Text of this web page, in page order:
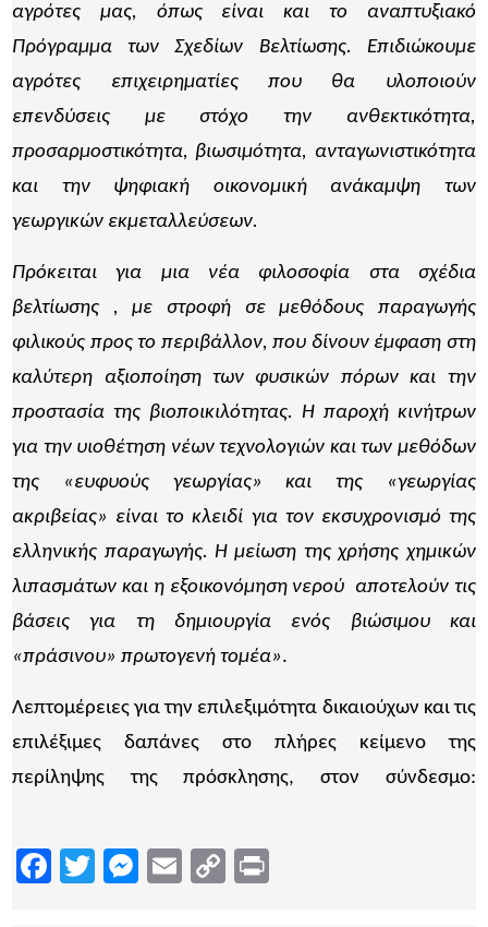
αγρότες μας, όπως είναι και το αναπτυξιακό
Πρόγραμμα των Σχεδίων Βελτίωσης. Επιδιώκουμε
αγρότες επιχειρηματίες που θα υλοποιούν
επενδύσεις με στόχο την ανθεκτικότητα,
προσαρμοστικότητα, βιωσιμότητα, ανταγωνιστικότητα
και την ψηφιακή οικονομική ανάκαμψη των
γεωργικών εκμεταλλεύσεων.
Πρόκειται για μια νέα φιλοσοφία στα σχέδια
βελτίωσης , με στροφή σε μεθόδους παραγωγής
φιλικούς προς το περιβάλλον, που δίνουν έμφαση στη
καλύτερη αξιοποίηση των φυσικών πόρων και την
προστασία της βιοποικιλότητας. Η παροχή κινήτρων
για την υιοθέτηση νέων τεχνολογιών και των μεθόδων
της «ευφυούς γεωργίας» και της «γεωργίας
ακριβείας» είναι το κλειδί για τον εκσυχρονισμό της
ελληνικής παραγωγής. Η μείωση της χρήσης χημικών
λιπασμάτων και η εξοικονόμηση νερού αποτελούν τις
βάσεις για τη δημιουργία ενός βιώσιμου και
«πράσινου» πρωτογενή τομέα».
Λεπτομέρειες για την επιλεξιμότητα δικαιούχων και τις
επιλέξιμες δαπάνες στο πλήρες κείμενο της
περίληψης της πρόσκλησης, στον σύνδεσμο:
Facebook
TwitterMessenger
EmailCopy